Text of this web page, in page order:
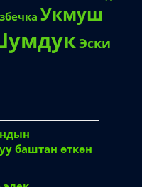
эже Назик Озбек Орус
Узбечка Укмуш
баштан өткөн